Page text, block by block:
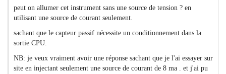
peut on allumer cet instrument sans une source de tension ? en
utilisant une source de courant seulement.
sachant que le capteur passif nécessite un conditionnement dans la
sortie CPU.
NB: je veux vraiment avoir une réponse sachant que je l'ai essayer sur
site en injectant seulement une source de courant de 8 ma . et j'ai pu